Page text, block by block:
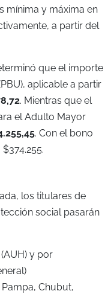
mínima y máxima en
a partir del
que el importe
aplicable a partir
. Mientras que el
el Adulto Mayor
. Con el bono
los titulares de
social pasarán
y por
Chubut,